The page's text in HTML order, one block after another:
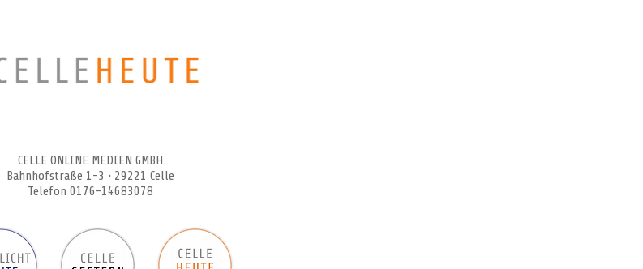
CELLE ONLINE MEDIEN GMBH
Bahnhofstraße 1-3 • 29221 Celle
Telefon 0176-14683078